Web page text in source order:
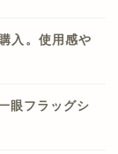
。使用感や
眼フラッグシ